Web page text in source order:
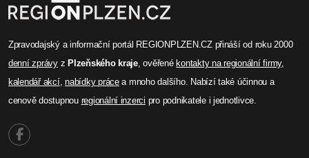
Zpravodajský a informační portál REGIONPLZEN.CZ přináší od roku 2000
denní zprávyz Plzeňského kraje, ověřené kontakty na regionální firmy,
kalendář akcí,nabídky prácea mnoho dalšího. Nabízí také účinnou a
cenově dostupnou regionální inzerci pro podnikatele i jednotlivce.